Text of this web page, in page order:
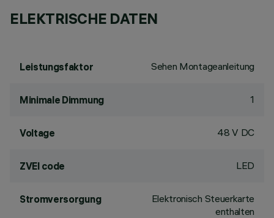
ELEKTRISCHE DATEN
Leistungsfaktor Sehen Montageanleitung
Minimale Dimmung 1
Voltage 48 V DC
ZVEI code LED
Stromversorgung
Elektronisch Steuerkarte
enthalten